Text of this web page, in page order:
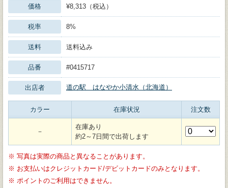
価格 ¥8,313（税込）
税率 8%
送料 送料込み
品番 #0415717
出店者 道の駅 はなやか小清水（北海道）
カラー 在庫状況 注文数
－
在庫あり
約2～7日間で出荷します
※ 写真は実際の商品と異なることがあります。
※ お支払いはクレジットカード/デビットカードのみとなります。
※ ポイントのご利用はできません。